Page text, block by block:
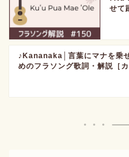
せて
♪Kananaka│言葉にマナを乗
めのフラソング歌詞・解説［